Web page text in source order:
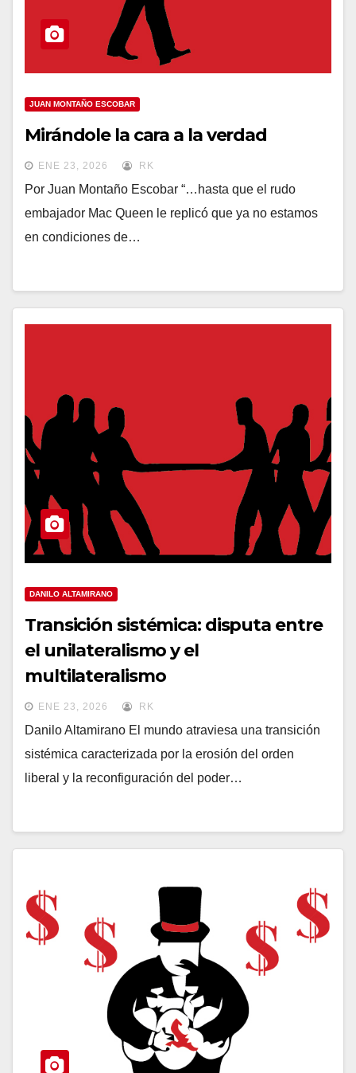
JUAN MONTAÑO ESCOBAR
Mirándole la cara a la verdad
ENE 23, 2026 RK
Por Juan Montaño Escobar “…hasta que el rudo
embajador Mac Queen le replicó que ya no estamos
en condiciones de…
DANILO ALTAMIRANO
Transición sistémica: disputa entre
el unilateralismo y el
multilateralismo
ENE 23, 2026 RK
Danilo Altamirano El mundo atraviesa una transición
sistémica caracterizada por la erosión del orden
liberal y la reconfiguración del poder…